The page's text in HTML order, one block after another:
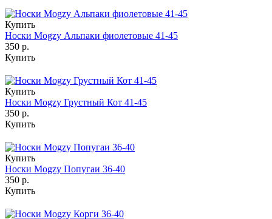
Купить
Носки Mogzy Альпаки фиолетовые 41-45
350 р.
Купить
Купить
Носки Mogzy Грустный Кот 41-45
350 р.
Купить
Купить
Носки Mogzy Попугаи 36-40
350 р.
Купить